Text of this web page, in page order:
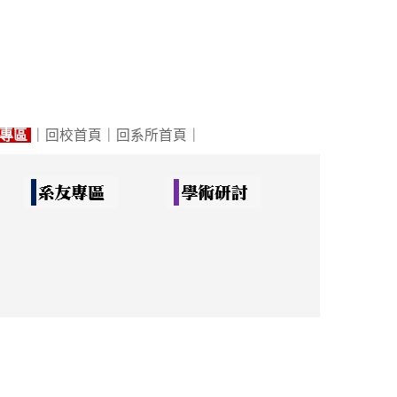
區 回校首頁 回系所首頁